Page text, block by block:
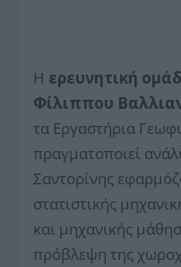
Η ερευνητική
Φίλιππου
τα Εργαστήρια
πραγματοποιεί
Σαντορίνης
στατιστικής
και μηχανικής
πρόβλεψη της